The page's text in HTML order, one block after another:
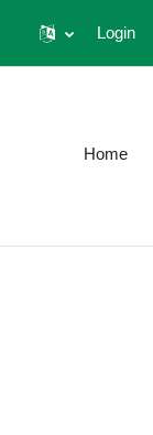
Login
Home